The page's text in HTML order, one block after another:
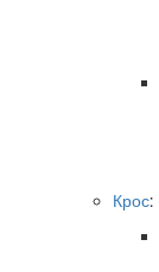
Крос: